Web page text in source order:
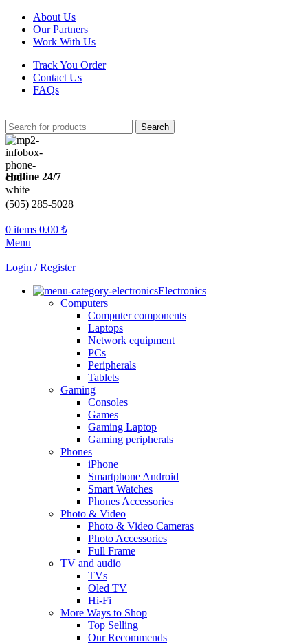
About Us
Our Partners
Work With Us
Track You Order
Contact Us
FAQs
Search
Hotline 24/7
(505) 285-5028
0 items 0.00 ₺
Menu
Login / Register
Electronics
Computers
Computer components
Laptops
Network equipment
PCs
Peripherals
Tablets
Gaming
Consoles
Games
Gaming Laptop
Gaming peripherals
Phones
iPhone
Smartphone Android
Smart Watches
Phones Accessories
Photo & Video
Photo & Video Cameras
Photo Accessories
Full Frame
TV and audio
TVs
Oled TV
Hi-Fi
More Ways to Shop
Top Selling
Our Recommends